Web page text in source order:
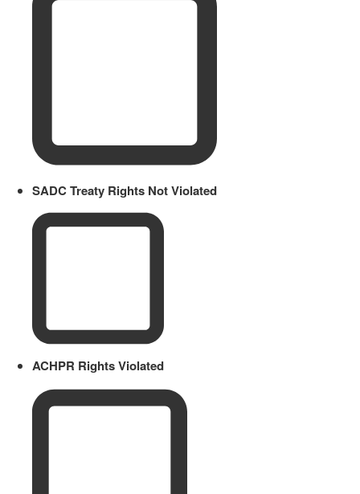
SADC Treaty Rights Not Violated
ACHPR Rights Violated